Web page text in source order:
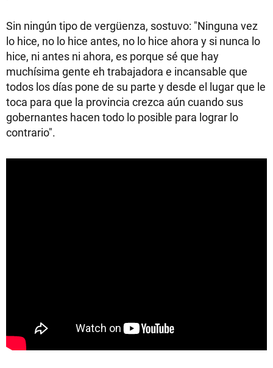
Sin ningún tipo de vergüenza, sostuvo: "Ninguna vez
lo hice, no lo hice antes, no lo hice ahora y si nunca lo
hice, ni antes ni ahora, es porque sé que hay
muchísima gente eh trabajadora e incansable que
todos los días pone de su parte y desde el lugar que le
toca para que la provincia crezca aún cuando sus
gobernantes hacen todo lo posible para lograr lo
contrario".